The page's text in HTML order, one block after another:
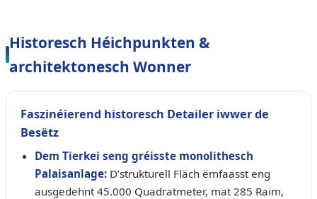
Historesch Héichpunkten &
architektonesch Wonner
Faszinéierend historesch Detailer iwwer de
Besëtz
Dem Tierkei seng gréisste monolithesch
Palaisanlage: D’strukturell Fläch ëmfaasst eng
ausgedehnt 45.000 Quadratmeter, mat 285 Raim,